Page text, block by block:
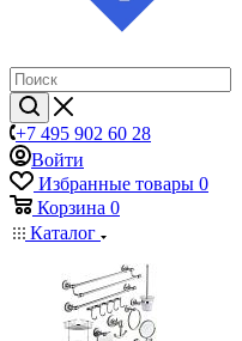
+7 495 902 60 28
Войти
Избранные товары 0
Корзина 0
Каталог